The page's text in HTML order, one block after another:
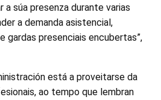
a súa presenza durante varias
a demanda asistencial,
gardas presenciais encubertas”,
está a proveitarse da
ao tempo que lembran